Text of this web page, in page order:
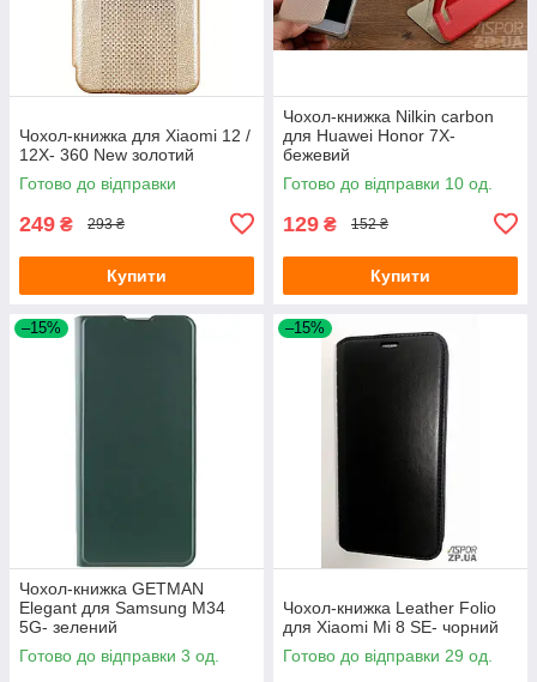
Чохол-книжка для Xiaomi 12 /
12X- 360 New золотий
Готово до відправки
249 ₴ 293 ₴
Купити
Чохол-книжка Nilkin carbon
для Huawei Honor 7X-
бежевий
Готово до відправки 10 од.
129 ₴ 152 ₴
Купити
–15%
Чохол-книжка GETMAN
Elegant для Samsung M34
5G- зелений
Готово до відправки 3 од.
–15%
Чохол-книжка Leather Folio
для Xiaomi Mi 8 SE- чорний
Готово до відправки 29 од.